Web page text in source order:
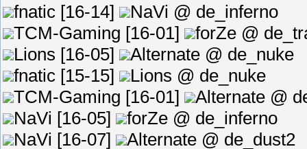
fnatic [16-14]
NaVi @ de_inferno
TCM-Gaming [16-01]
forZe @
Lions [16-05]
Alternate @ de_nuke
fnatic [15-15]
Lions @ de_nuke
TCM-Gaming [16-01]
Alternate @
NaVi [16-05]
forZe @ de_inferno
NaVi [16-07]
Alternate @ de_dust2